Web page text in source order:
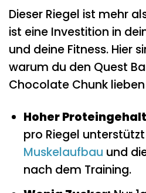
Dieser Riegel ist mehr
ist eine Investition in
und deine Fitness. Hier
warum du den Quest
Chocolate Chunk
Hoher
pro Riegel
Muskelaufbau und
nach dem Training.